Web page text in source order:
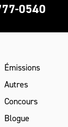
0540
Émissions
Autres
Concours
Blogue